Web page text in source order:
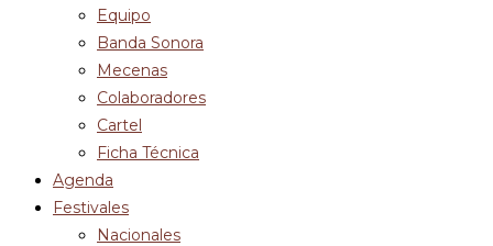
Equipo
Banda Sonora
Mecenas
Colaboradores
Cartel
Ficha Técnica
Agenda
Festivales
Nacionales